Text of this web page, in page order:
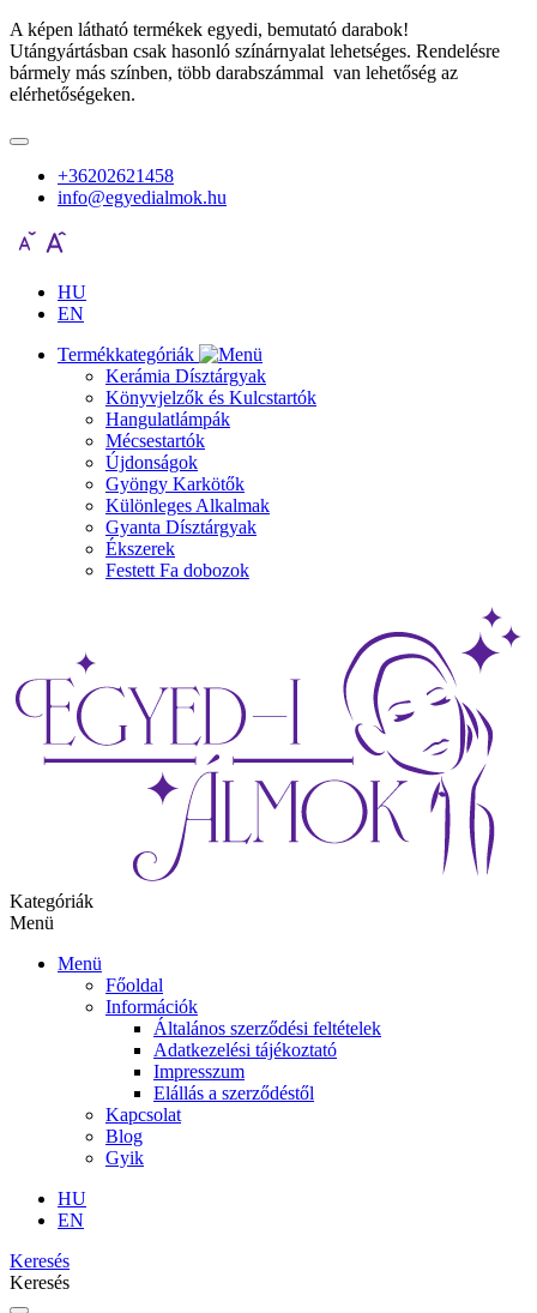
A képen látható termékek egyedi, bemutató darabok!
Utángyártásban csak hasonló színárnyalat lehetséges. Rendelésre
bármely más színben, több darabszámmal van lehetőség az
elérhetőségeken.
+36202621458
info@egyedialmok.hu
HU
EN
Termékkategóriák
Kerámia Dísztárgyak
Könyvjelzők és Kulcstartók
Hangulatlámpák
Mécsestartók
Újdonságok
Gyöngy Karkötők
Különleges Alkalmak
Gyanta Dísztárgyak
Ékszerek
Festett Fa dobozok
Kategóriák
Menü
Menü
Főoldal
Információk
Általános szerződési feltételek
Adatkezelési tájékoztató
Impresszum
Elállás a szerződéstől
Kapcsolat
Blog
Gyik
HU
EN
Keresés
Keresés